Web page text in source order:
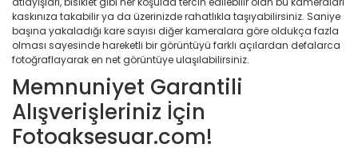
kaskınıza takabilir ya da üzerinizde rahatlıkla taşıyabilirsiniz. Saniye
başına yakaladığı kare sayısı diğer kameralara göre oldukça fazla
olması sayesinde hareketli bir görüntüyü farklı açılardan defalarca
fotoğraflayarak en net görüntüye ulaşılabilirsiniz.
Memnuniyet Garantili
Alışverişleriniz İçin
Fotoaksesuar.com!